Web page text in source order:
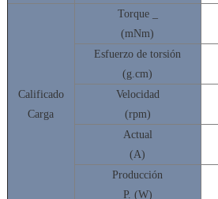
Calificado
Carga
Torque
(mNm)
Esfuerzo de torsión
(g.cm)
Velocidad
(rpm)
Actual
(A)
Producción
P. (W)